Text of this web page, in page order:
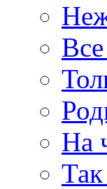
Все
На